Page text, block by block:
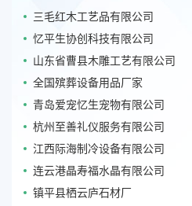
三毛红木工艺品有限公司
忆平生协创科技有限公司
山东省曹县木雕工艺有限公司
全国殡葬设备用品厂家
青岛爱宠忆生宠物有限公司
杭州至善礼仪服务有限公司
江西际海制冷设备有限公司
连云港晶寿福水晶有限公司
镇平县栖云庐石材厂